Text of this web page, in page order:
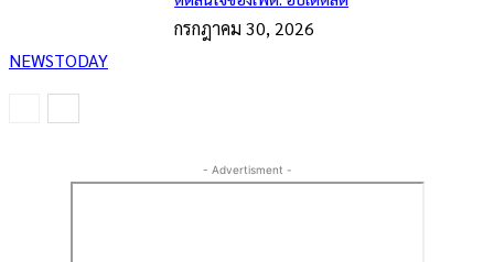
NEWSTODAY
กรกฎาคม 30, 2026
- Advertisment -